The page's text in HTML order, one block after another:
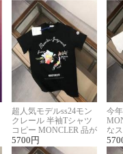
超人気モデルss24モン
クレール 半袖Tシャツ
コピー MONCLER 品が
良く見た目
5700 円
今
な
ル